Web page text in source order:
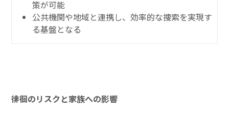
策が可能
公共機関や地域と連携し、効率的な捜索を実現す
る基盤となる
徘徊のリスクと家族への影響